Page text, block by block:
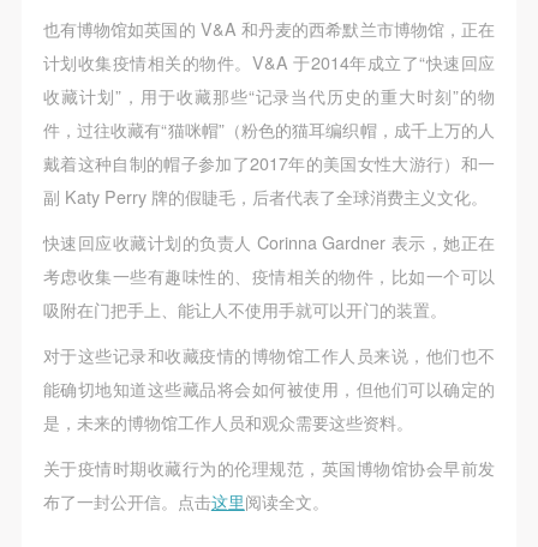
也有博物馆如英国的 V&A 和丹麦的西希默兰市博物馆，正在
计划收集疫情相关的物件。V&A 于2014年成立了“快速回应
收藏计划”，用于收藏那些“记录当代历史的重大时刻”的物
件，过往收藏有“猫咪帽”（粉色的猫耳编织帽，成千上万的人
戴着这种自制的帽子参加了2017年的美国女性大游行）和一
副 Katy Perry 牌的假睫毛，后者代表了全球消费主义文化。
快速回应收藏计划的负责人 Corinna Gardner 表示，她正在
考虑收集一些有趣味性的、疫情相关的物件，比如一个可以
吸附在门把手上、能让人不使用手就可以开门的装置。
对于这些记录和收藏疫情的博物馆工作人员来说，他们也不
能确切地知道这些藏品将会如何被使用，但他们可以确定的
是，未来的博物馆工作人员和观众需要这些资料。
关于疫情时期收藏行为的伦理规范，英国博物馆协会早前发
布了一封公开信。点击这里阅读全文。
故，活动中任何非事故当事人及美术馆将不承担人身
事故的任何责任，但有互相援助的义务。参加活动的
成员应当积极主动的组织实施救援工作，但对事故本
身不承担任何法律责任和经济责任。参加本次活动者
的人身安全不负有民事及相关连带责任。
第五条
序、维护美术馆场地及展示、展览、馆藏艺术作品及
衍生品的安全。活动中一旦因个人原因造成美术馆场
地、空间、艺术品、衍生品等受到不同程度的损失、
破坏。活动中任何非事故当事人及美术馆将不承担相
应的责任与损失，应由参与活动者根据相应的法律条
文、组织规定进行协商和赔偿。并追究相应的法律责
任和经济责任。
故，活动中任何非事故当事人及美术馆将不承担人身
事故的任何责任，但有互相援助的义务。参加活动的
成员应当积极主动的组织实施救援工作，但对事故本
身不承担任何法律责任和经济责任。参加本次活动者
的人身安全不负有民事及相关连带责任。
第五条
序、维护美术馆场地及展示、展览、馆藏艺术作品及
衍生品的安全。活动中一旦因个人原因造成美术馆场
地、空间、艺术品、衍生品等受到不同程度的损失、
破坏。活动中任何非事故当事人及美术馆将不承担相
应的责任与损失，应由参与活动者根据相应的法律条
文、组织规定进行协商和赔偿。并追究相应的法律责
任和经济责任。
故，活动中任何非事故当事人及美术馆将不承担人身
事故的任何责任，但有互相援助的义务。参加活动的
成员应当积极主动的组织实施救援工作，但对事故本
身不承担任何法律责任和经济责任。参加本次活动者
的人身安全不负有民事及相关连带责任。
第五条
序、维护美术馆场地及展示、展览、馆藏艺术作品及
衍生品的安全。活动中一旦因个人原因造成美术馆场
地、空间、艺术品、衍生品等受到不同程度的损失、
破坏。活动中任何非事故当事人及美术馆将不承担相
应的责任与损失，应由参与活动者根据相应的法律条
文、组织规定进行协商和赔偿。并追究相应的法律责
任和经济责任。
验证码
登录
可使用雅昌艺术网会员账户登录